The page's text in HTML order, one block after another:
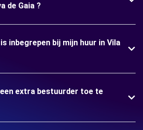
de Gaia ?
inbegrepen bij mijn huur in Vila
extra bestuurder toe te